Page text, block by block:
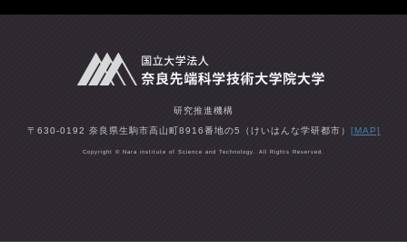
研究推進機構
〒630-0192 奈良県生駒市高山町8916番地の5（けいはんな学研都市） [MAP]
Copyright © Nara institute of Science and Technology. All Rights Reserved.